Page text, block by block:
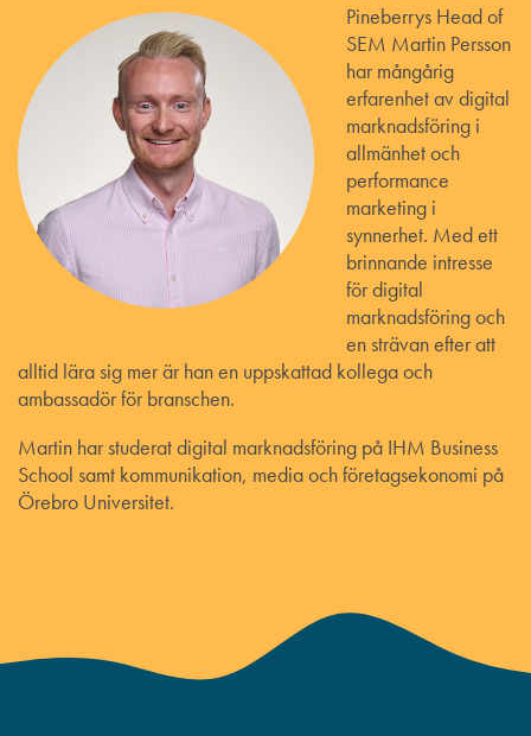
Pineberrys Head of
SEM Martin Persson
har mångårig
erfarenhet av digital
marknadsföring i
allmänhet och
performance
marketing i
synnerhet. Med ett
brinnande intresse
för digital
marknadsföring och
en strävan efter att
alltid lära sig mer är han en uppskattad kollega och
ambassadör för branschen.
Martin har studerat digital marknadsföring på IHM Business
School samt kommunikation, media och företagsekonomi på
Örebro Universitet.